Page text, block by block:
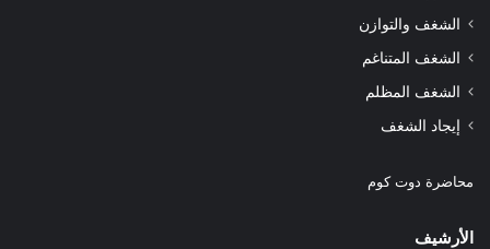
الشغف والتوازن
الشغف المتناغم
الشغف المظلم
إيجاد الشغف
محاضرة دوت كوم
الأرشيف